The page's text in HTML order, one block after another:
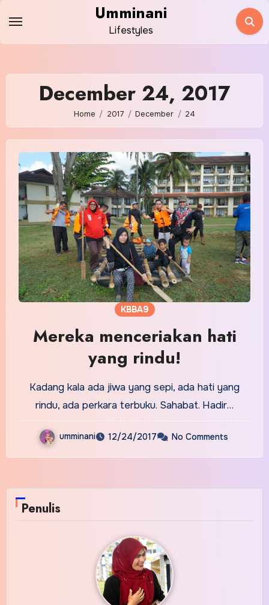
content
Umminani
Lifestyles
December 24, 2017
Home 2017 December 24
KBBA9
Mereka menceriakan hati
yang rindu!
Kadang kala ada jiwa yang sepi, ada hati yang
rindu, ada perkara terbuku. Sahabat. Hadir…
umminani 12/24/2017 No Comments
Penulis